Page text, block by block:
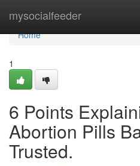
mysocialfeeder
Home
Home
1
6 Points
Abortion Pills
Trusted.